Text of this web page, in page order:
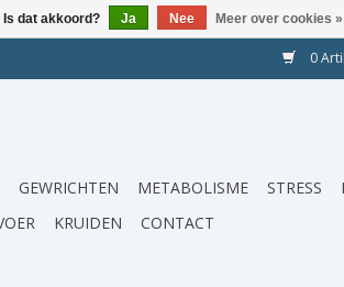
0
GEWRICHTEN METABOLISME STRESS
KRUIDEN CONTACT
dat akkoord? Ja Nee Meer over cookies »